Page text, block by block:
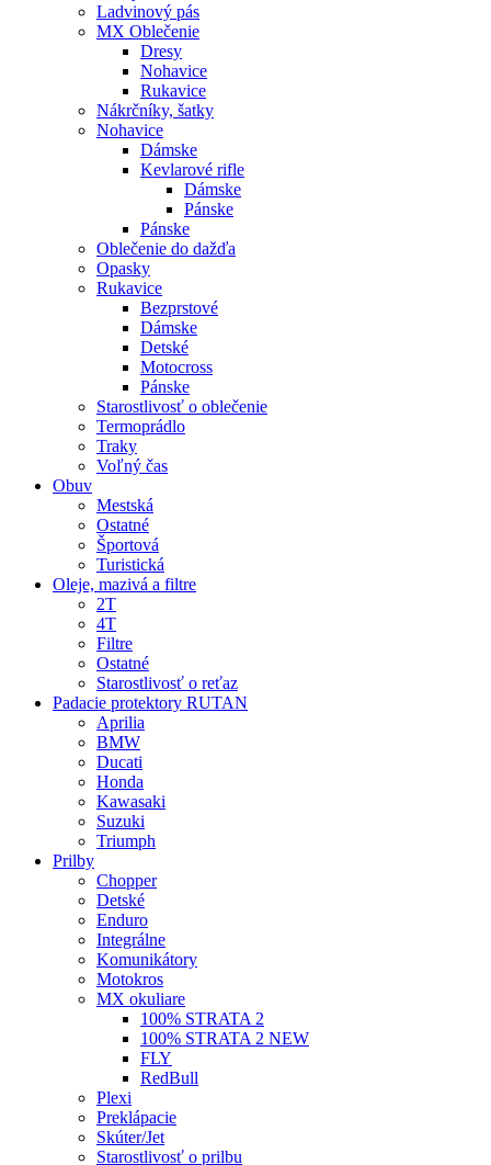
Ladvinový pás
MX Oblečenie
Dresy
Nohavice
Rukavice
Nákrčníky, šatky
Nohavice
Dámske
Kevlarové rifle
Dámske
Pánske
Pánske
Oblečenie do dažďa
Opasky
Rukavice
Bezprstové
Dámske
Detské
Motocross
Pánske
Starostlivosť o oblečenie
Termoprádlo
Traky
Voľný čas
Obuv
Mestská
Ostatné
Športová
Turistická
Oleje, mazivá a filtre
2T
4T
Filtre
Ostatné
Starostlivosť o reťaz
Padacie protektory RUTAN
Aprilia
BMW
Ducati
Honda
Kawasaki
Suzuki
Triumph
Prilby
Chopper
Detské
Enduro
Integrálne
Komunikátory
Motokros
MX okuliare
100% STRATA 2
100% STRATA 2 NEW
FLY
RedBull
Plexi
Preklápacie
Skúter/Jet
Starostlivosť o prilbu